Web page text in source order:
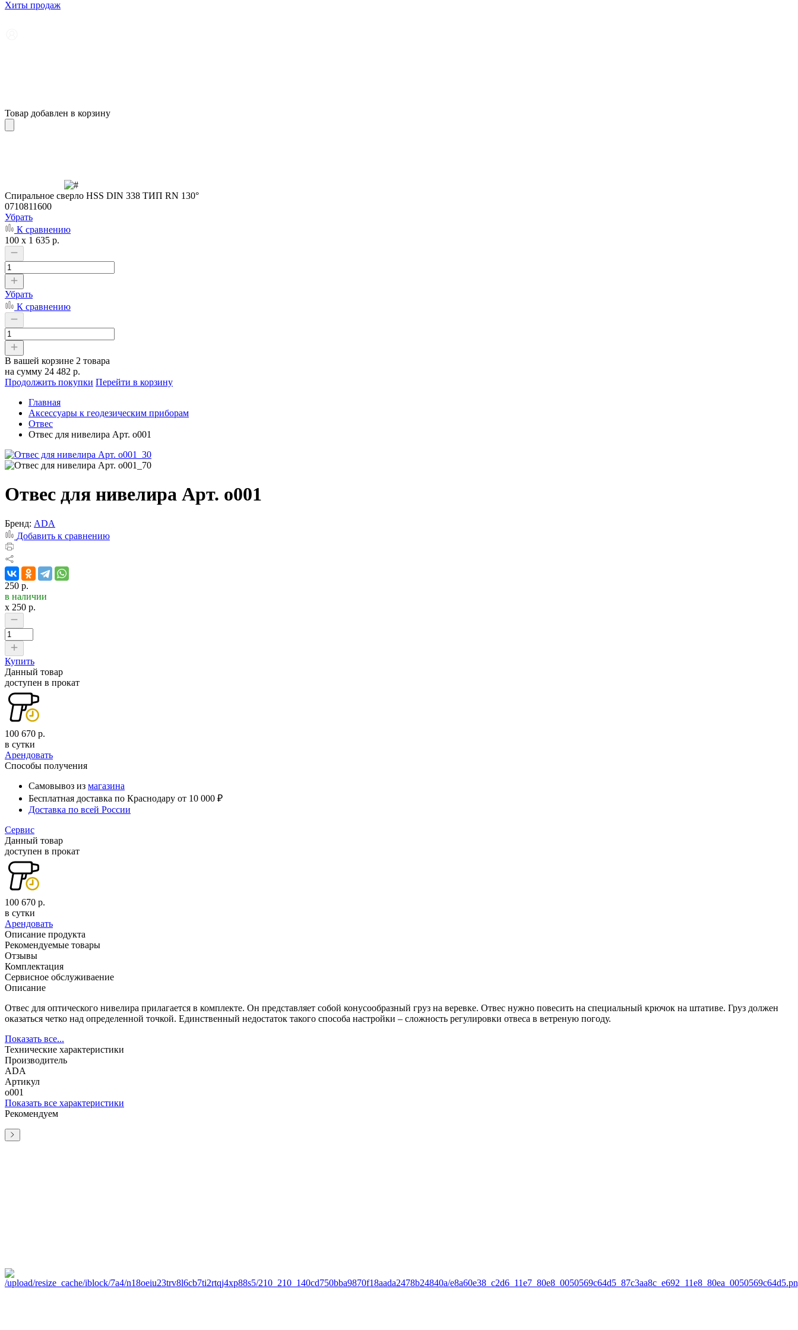
Хиты продаж
Товар добавлен в корзину
Cпиральное сверло HSS DIN 338 ТИП RN 130°
0710811600
Убрать
К сравнению
100 x 1 635 р.
Убрать
К сравнению
В вашей корзине 2 товара
на сумму 24 482 р.
Продолжить покупки Перейти в корзину
Главная
Аксессуары к геодезическим приборам
Отвес
Отвес для нивелира Арт. о001
Отвес для нивелира Арт. о001
Бренд: ADA
Добавить к сравнению
250 р.
в наличии
x 250 р.
Купить
Данный товар
доступен в прокат
100 670 р.
в сутки
Арендовать
Способы получения
Самовывоз из магазина
Бесплатная доставка по Краснодару от 10 000 ₽
Доставка по всей России
Сервис
Данный товар
доступен в прокат
100 670 р.
в сутки
Арендовать
Описание продукта
Рекомендуемые товары
Отзывы
Комплектация
Сервисное обслуживаение
Описание
Отвес для оптического нивелира прилагается в комплекте. Он представляет собой конусообразный груз на веревке. Отвес нужно повесить на специальный крючок на штативе. Груз должен
оказаться четко над определенной точкой. Единственный недостаток такого способа настройки – сложность регулировки отвеса в ветреную погоду.
Показать все...
Технические характеристики
Производитель
ADA
Артикул
о001
Показать все характеристики
Рекомендуем